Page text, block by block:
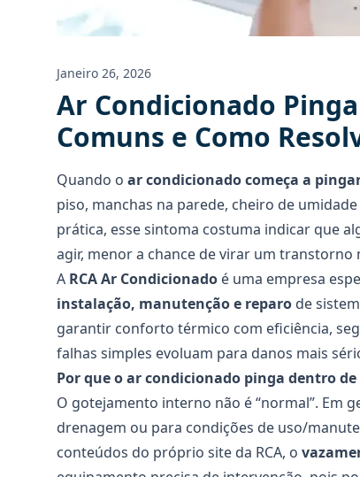
Janeiro 26, 2026
Ar Condicionado
Comuns e Como
Quando o ar condicionado começa a
piso, manchas na parede, cheiro de
prática, esse sintoma costuma indicar que
agir, menor a chance de virar um transtorno
A RCA Ar Condicionado é uma empresa
instalação, manutenção e reparo de
garantir conforto térmico com eficiência,
falhas simples evoluam para danos mais
Por que o ar condicionado pinga dentro de
O gotejamento interno não é “normal”. Em
drenagem ou para condições de uso/
conteúdos do próprio site da RCA, o